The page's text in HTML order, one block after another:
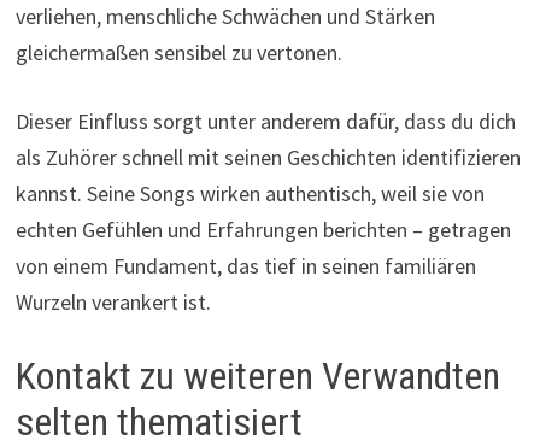
verliehen, menschliche Schwächen und Stärken
gleichermaßen sensibel zu vertonen.
Dieser Einfluss sorgt unter anderem dafür, dass du dich
als Zuhörer schnell mit seinen Geschichten identifizieren
kannst. Seine Songs wirken authentisch, weil sie von
echten Gefühlen und Erfahrungen berichten – getragen
von einem Fundament, das tief in seinen familiären
Wurzeln verankert ist.
Kontakt zu weiteren Verwandten
selten thematisiert